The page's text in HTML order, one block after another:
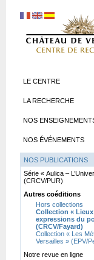
LE CENTRE
LA RECHERCHE
NOS
NOS ÉVÉNEMENTS
NOS PUBLICATIONS
Série « Aulica –
(CRCV/PUR)
Autres coéditions
Hors collections
Collection «
expressions du
(CRCV/Fayard)
Collection « Les
Versailles » (EPV/
Notre revue en ligne